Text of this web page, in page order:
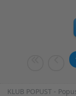
KLUB POPUST -